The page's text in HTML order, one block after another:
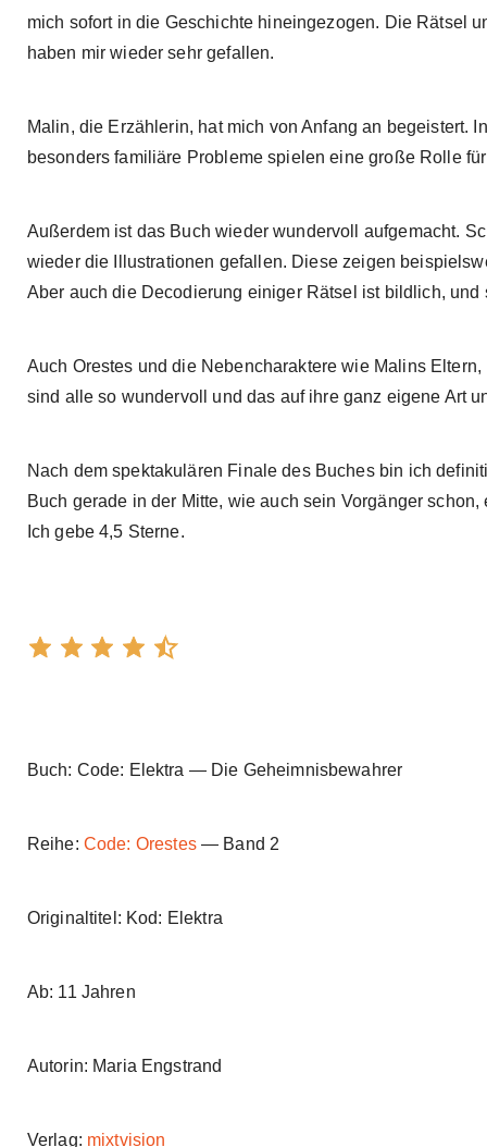
mich sofort in die Geschichte hineingezogen. Die Rätsel
haben mir wieder sehr gefallen.
Malin, die Erzählerin, hat mich von Anfang an begeistert.
besonders familiäre Probleme spielen eine große Rolle
Außerdem ist das Buch wieder wundervoll aufgemacht.
wieder die Illustrationen gefallen. Diese zeigen
Aber auch die Decodierung einiger Rätsel ist bildlich,
Auch Orestes und die Nebencharaktere wie Malins
sind alle so wundervoll und das auf ihre ganz eigene Art
Nach dem spektakulären Finale des Buches bin ich
Buch gerade in der Mitte, wie auch sein Vorgänger
Ich gebe 4,5 Sterne.
Buch: Code: Elektra — Die Geheimnisbewahrer
Reihe: Code: Orestes— Band 2
Originaltitel: Kod: Elektra
Ab: 11 Jahren
Autorin: Maria Engstrand
Verlag: mixtvision